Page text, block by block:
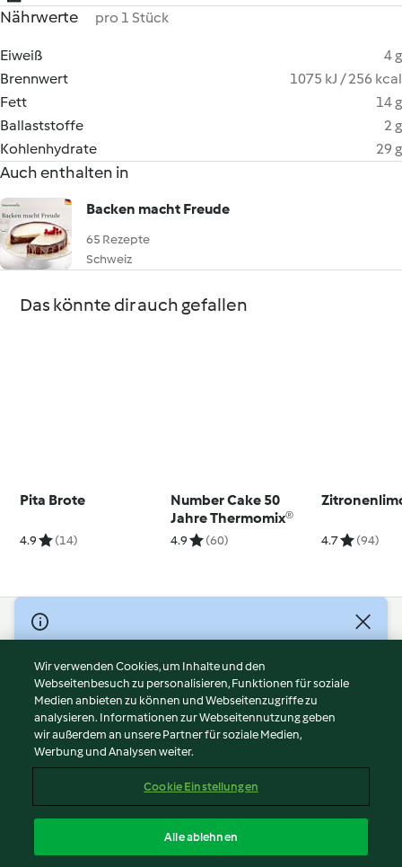
Nährwerte pro 1 Stück
Eiweiß
4 g
Brennwert
1075 kJ / 256 kcal
Fett
14 g
Ballaststoffe
2 g
Kohlenhydrate
29 g
Auch enthalten in
Backen macht Freude
65 Rezepte
Schweiz
Das könnte dir auch gefallen
Pita Brote
4.9 (14)
Number Cake 50
Jahre Thermomix®
4.9 (60) 4.7 (94)
© Copyright 2026
Nutzungsbedingungen
Datenschutzrichtlinien
Disclaimer
Impressum
Cookies
Abo kündigen
Erklärung zur Barrierefreiheit
Wir verwenden Cookies, um Inhalte und den
Webseitenbesuch zu personalisieren, Funktionen für soziale
Medien anbieten zu können und Webseitenzugriffe zu
analysieren. Informationen zur Webseitennutzung geben
wir außerdem an unsere Partner für soziale Medien,
Werbung und Analysen weiter.
Cookie Einstellungen
Alle ablehnen